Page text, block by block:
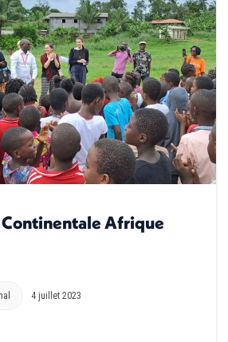
Afrique
4 juillet 2023